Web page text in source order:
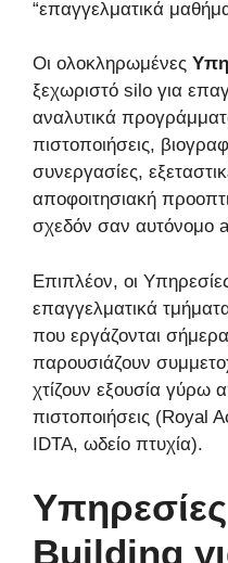
“επαγγελματικά
Οι ολοκληρωμένες
ξεχωριστό silo για
αναλυτικά
πιστοποιήσεις,
συνεργασίες,
αποφοιτησιακή
σχεδόν σαν αυτόνομο
Επιπλέον, οι
επαγγελματικά
που εργάζονται
παρουσιάζουν
χτίζουν εξουσία γύρω
πιστοποιήσεις (Royal
IDTA, ωδείο πτυχία).
Building